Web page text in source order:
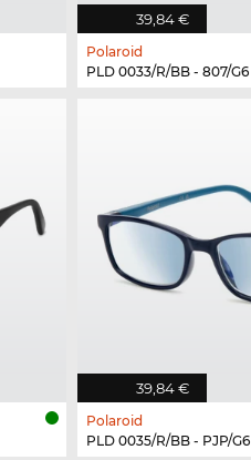
39,84 €
Polaroid
PLD 0033/R/BB - 807/G6
39,84 €
Polaroid
PLD 0035/R/BB - PJP/G6